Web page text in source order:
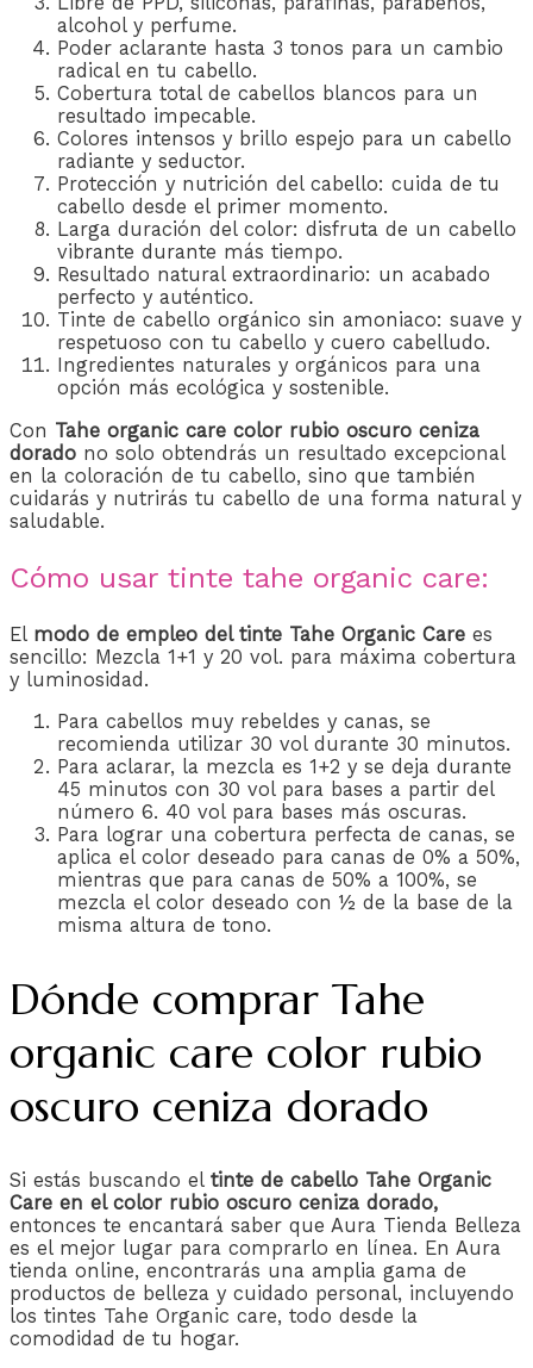
alcohol y perfume.
Poder aclarante hasta 3 tonos para un cambio
radical en tu cabello.
Cobertura total de cabellos blancos para un
resultado impecable.
Colores intensos y brillo espejo para un cabello
radiante y seductor.
Protección y nutrición del cabello: cuida de tu
cabello desde el primer momento.
Larga duración del color: disfruta de un cabello
vibrante durante más tiempo.
Resultado natural extraordinario: un acabado
perfecto y auténtico.
Tinte de cabello orgánico sin amoniaco: suave y
respetuoso con tu cabello y cuero cabelludo.
Ingredientes naturales y orgánicos para una
opción más ecológica y sostenible.
Con Tahe organic care color rubio oscuro ceniza
dorado no solo obtendrás un resultado excepcional
en la coloración de tu cabello, sino que también
cuidarás y nutrirás tu cabello de una forma natural y
saludable.
Cómo usar tinte tahe organic care:
El modo de empleo del tinte Tahe Organic Care es
sencillo: Mezcla 1+1 y 20 vol. para máxima cobertura
y luminosidad.
Para cabellos muy rebeldes y canas, se
recomienda utilizar 30 vol durante 30 minutos.
Para aclarar, la mezcla es 1+2 y se deja durante
45 minutos con 30 vol para bases a partir del
número 6. 40 vol para bases más oscuras.
Para lograr una cobertura perfecta de canas, se
aplica el color deseado para canas de 0% a 50%,
mientras que para canas de 50% a 100%, se
mezcla el color deseado con ½ de la base de la
misma altura de tono.
Dónde comprar Tahe
organic care color rubio
oscuro ceniza dorado
Si estás buscando el tinte de cabello Tahe Organic
Care en el color rubio oscuro ceniza dorado,
entonces te encantará saber que Aura Tienda Belleza
es el mejor lugar para comprarlo en línea. En Aura
tienda online, encontrarás una amplia gama de
productos de belleza y cuidado personal, incluyendo
los tintes Tahe Organic care, todo desde la
comodidad de tu hogar.